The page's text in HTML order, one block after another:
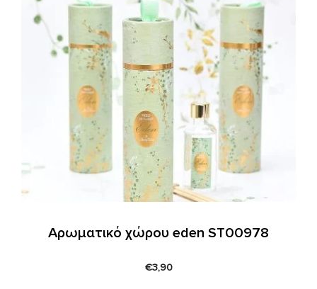
Αρωματικό χώρου eden ST00978
€3,90